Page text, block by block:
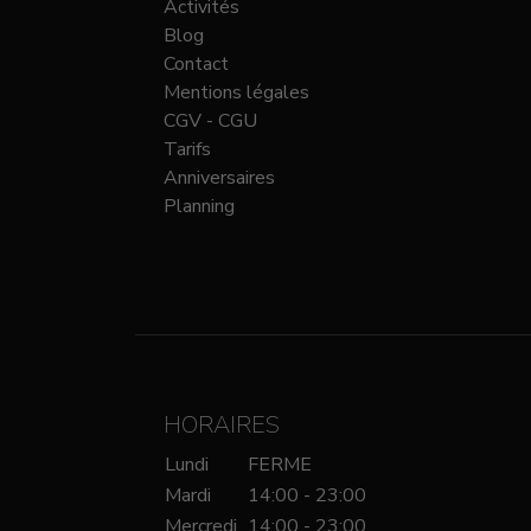
Activités
Blog
Contact
Mentions légales
CGV - CGU
Tarifs
Anniversaires
Planning
HORAIRES
Lundi
FERME
Mardi
14:00 - 23:00